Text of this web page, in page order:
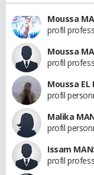
Moussa
profil
Moussa
profil
Moussa EL
profil
Malika
profil
Issam
profil